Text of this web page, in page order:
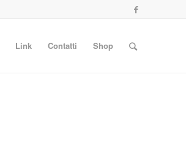
Link Contatti Shop